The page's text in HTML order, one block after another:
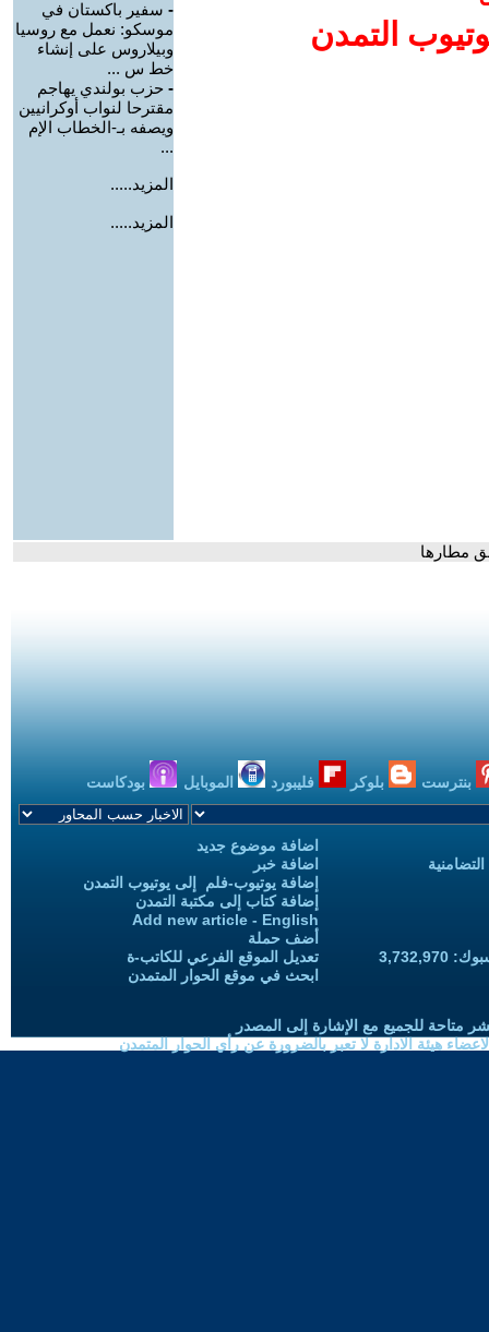
التمدن
- سفير باكستان في
موسكو: نعمل مع روسيا
وبيلاروس على إنشاء
خط س ...
- حزب بولندي يهاجم
مقترحا لنواب أوكرانيين
ويصفه بـ-الخطاب الإم
...
المزيد.....
المزيد.....
مطارها
بنترست بلوكر فليبورد الموبايل بودكاست
اضافة موضوع جديد
اضافة خبر
إضافة يوتيوب-فلم إلى يوتيوب التمدن
إضافة كتاب إلى مكتبة التمدن
Add new article - English
أضف حملة
تعديل الموقع الفرعي للكاتب-ة
ابحث في موقع الحوار المتمدن
متاحة للجميع مع الإشارة إلى المصدر
هيئة الادارة لا تعبر بالضرورة عن رأي الحوار المتمدن